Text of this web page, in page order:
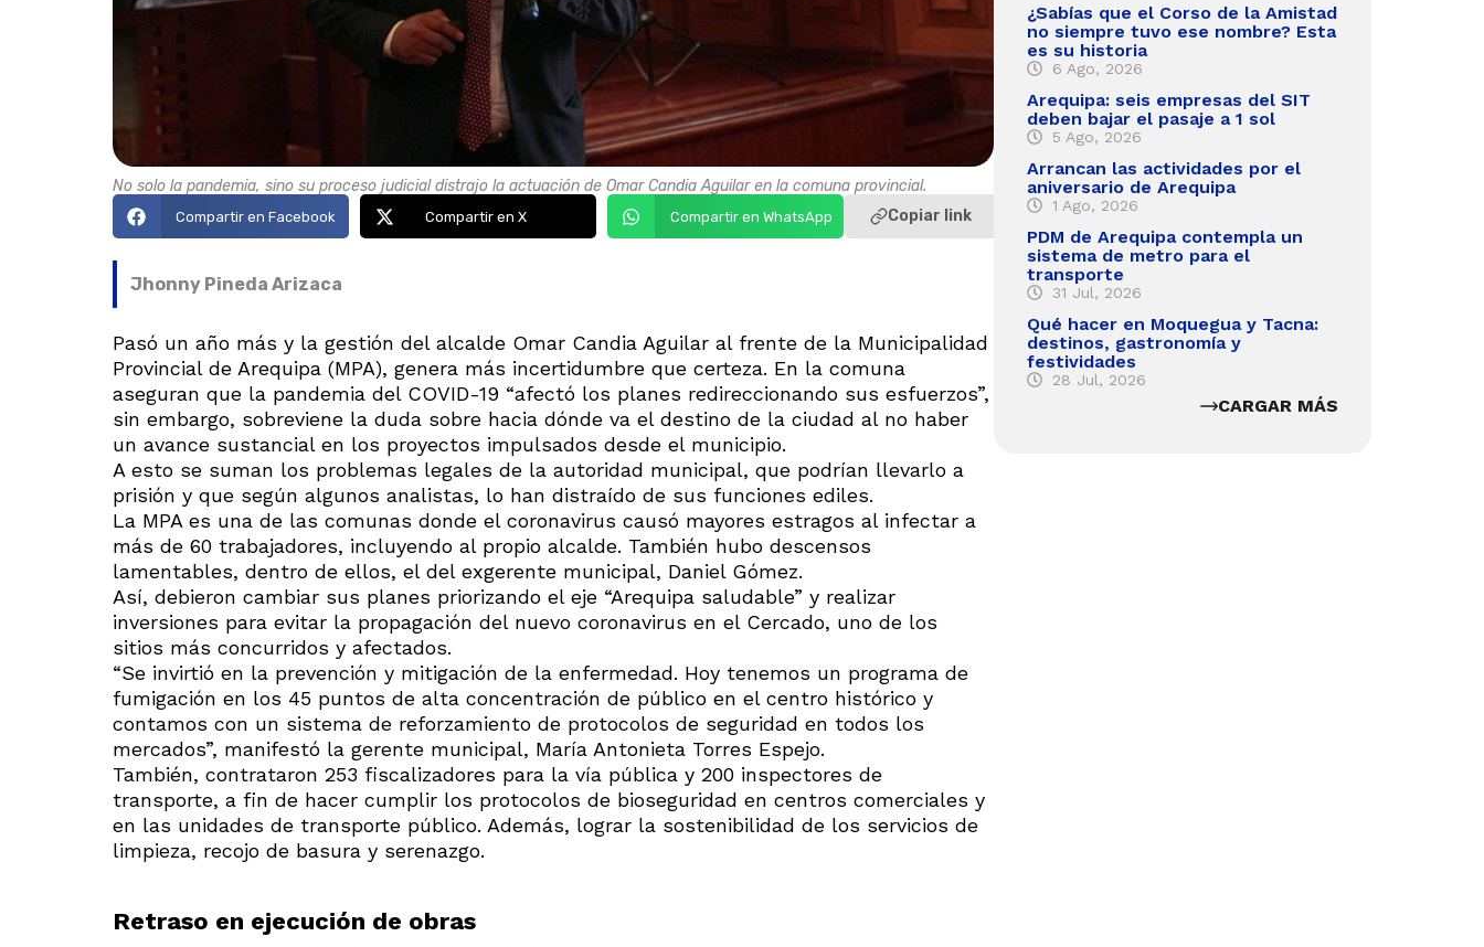
No solo la pandemia, sino su proceso judicial distrajo la actuación de Omar Candia Aguilar en la comuna provincial.
Compartir en Facebook Compartir en X Compartir en WhatsApp Copiar link
Jhonny Pineda Arizaca
Pasó un año más y la gestión del alcalde Omar Candia Aguilar al frente de la Municipalidad
Provincial de Arequipa (MPA), genera más incertidumbre que certeza. En la comuna
aseguran que la pandemia del COVID-19 “afectó los planes redireccionando sus esfuerzos”,
sin embargo, sobreviene la duda sobre hacia dónde va el destino de la ciudad al no haber
un avance sustancial en los proyectos impulsados desde el municipio.
A esto se suman los problemas legales de la autoridad municipal, que podrían llevarlo a
prisión y que según algunos analistas, lo han distraído de sus funciones ediles.
La MPA es una de las comunas donde el coronavirus causó mayores estragos al infectar a
más de 60 trabajadores, incluyendo al propio alcalde. También hubo descensos
lamentables, dentro de ellos, el del exgerente municipal, Daniel Gómez.
Así, debieron cambiar sus planes priorizando el eje “Arequipa saludable” y realizar
inversiones para evitar la propagación del nuevo coronavirus en el Cercado, uno de los
sitios más concurridos y afectados.
“Se invirtió en la prevención y mitigación de la enfermedad. Hoy tenemos un programa de
fumigación en los 45 puntos de alta concentración de público en el centro histórico y
contamos con un sistema de reforzamiento de protocolos de seguridad en todos los
mercados”, manifestó la gerente municipal, María Antonieta Torres Espejo.
También, contrataron 253 fiscalizadores para la vía pública y 200 inspectores de
transporte, a fin de hacer cumplir los protocolos de bioseguridad en centros comerciales y
en las unidades de transporte público. Además, lograr la sostenibilidad de los servicios de
limpieza, recojo de basura y serenazgo.
Retraso en ejecución de obras
¿Sabías que el Corso de la Amistad
no siempre tuvo ese nombre? Esta
es su historia
6 Ago, 2026
Arequipa: seis empresas del SIT
deben bajar el pasaje a 1 sol
5 Ago, 2026
Arrancan las actividades por el
aniversario de Arequipa
1 Ago, 2026
PDM de Arequipa contempla un
sistema de metro para el
transporte
31 Jul, 2026
Qué hacer en Moquegua y Tacna:
destinos, gastronomía y
festividades
28 Jul, 2026
CARGAR MÁS